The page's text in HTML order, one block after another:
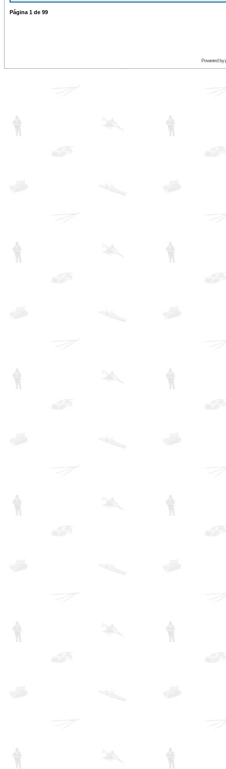
Página 1 de 99
Powered by